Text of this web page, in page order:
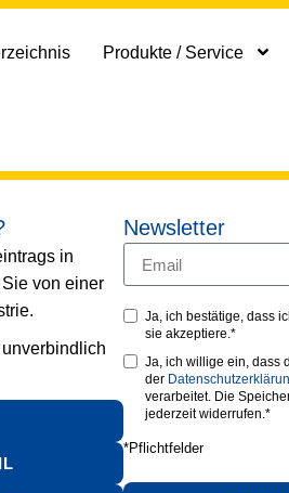
Produkte / Service
in
von einer
Newsletter
Ja, ich bestätige, dass
sie akzeptiere.*
Ja, ich willige ein, dass
der
verarbeitet. Die
jederzeit widerrufen.*
*Pflichtfelder